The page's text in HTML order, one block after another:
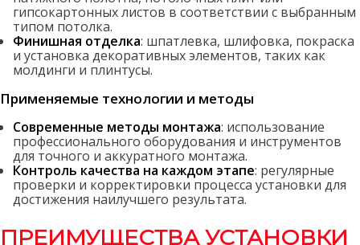
гипсокартонных листов в соответствии с выбранным
типом потолка.
Финишная отделка: шпатлевка, шлифовка, покраска
и установка декоративных элементов, таких как
молдинги и плинтусы.
Применяемые технологии и методы
Современные методы монтажа: использование
профессионального оборудования и инструментов
для точного и аккуратного монтажа.
Контроль качества на каждом этапе: регулярные
проверки и корректировки процесса установки для
достижения наилучшего результата.
ПРЕИМУЩЕСТВА УСТАНОВКИ